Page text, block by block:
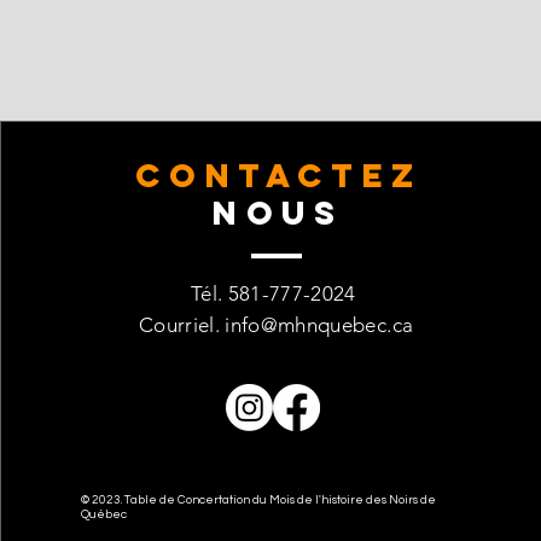
CONTACTez
Nous
Tél. 581-777-2024
Courriel. info@mhnquebec.ca
© 2023. Table de Concertation du Mois de l'histoire des Noirs de
Québec